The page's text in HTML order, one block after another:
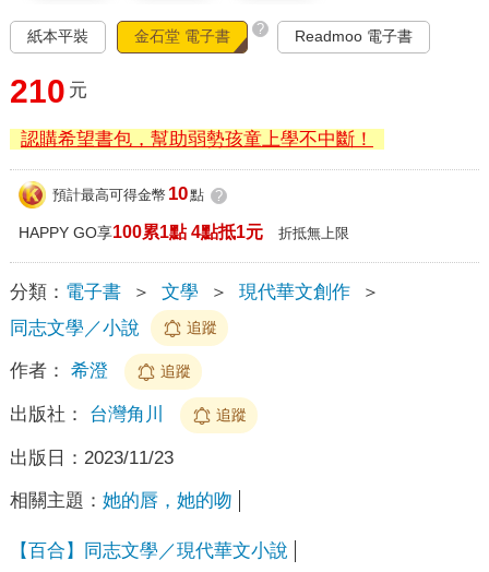
紙本平裝 金石堂 電子書 ? Readmoo 電子書
210 元
認購希望書包，幫助弱勢孩童上學不中斷！
預計最高可得金幣 10點 ?
HAPPY GO享100累1點 4點抵1元 折抵無上限
分類： 電子書 ＞ 文學 ＞ 現代華文創作
＞
同志文學／小說
追蹤
作者： 希澄 追蹤
出版社： 台灣角川 追蹤
出版日： 2023/11/23
相關主題： 她的唇，她的吻
【百合】同志文學／現代華文小說